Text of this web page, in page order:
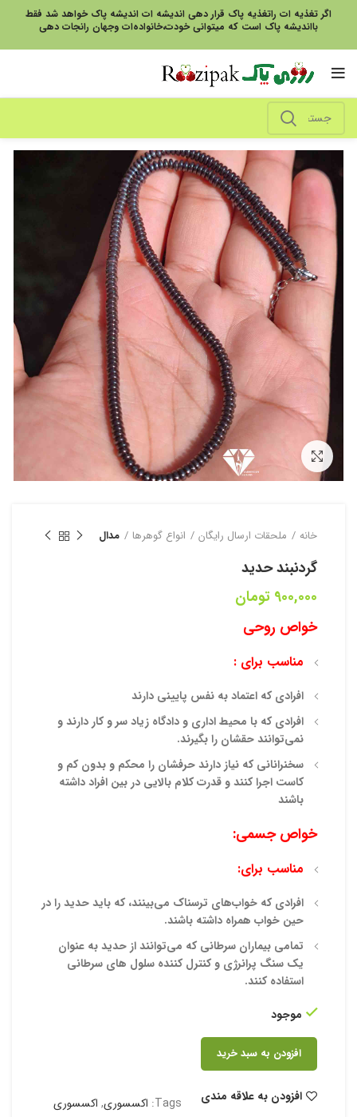
اگر تغذیه ات راتغذیه پاک قرار دهی اندیشه ات اندیشه پاک خواهد شد فقط
بااندیشه پاک است که میتوانی خودت،خانواده‌ات وجهان رانجات دهی
بزرگنمایی تصویر
خانه ملحقات ارسال رایگان انواع گوهرها مدال
گردنبند حدید
900,000 تومان
خواص روحی
مناسب برای :
افرادی که اعتماد به نفس پایینی دارند
افرادی که با محیط اداری و دادگاه زیاد سر و کار دارند و
نمی‌توانند حقشان را بگیرند.
سخنرانانی که نیاز دارند حرفشان را محکم و بدون کم و
کاست اجرا کنند و قدرت کلام بالایی در بین افراد داشته
باشند
خواص جسمی:
مناسب برای:
افرادی که خواب‌های ترسناک می‌بینند، که باید حدید را در
حین خواب همراه داشته باشند.
تمامی بیماران سرطانی که می‌توانند از حدید به عنوان
یک‌ سنگ پرانرژی و کنترل کننده سلول های سرطانی
استفاده کنند.
موجود
افزودن به سبد خرید
افزودن به علاقه مندی Tags: اکسسوری, اکسسوری